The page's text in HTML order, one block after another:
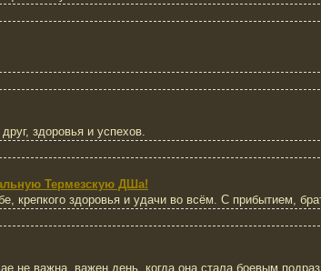
здоровья и успехов.
Термезскую ДШа!
здоровья и удачи во всём. С прибытием,
не важна, важен день, когда она стала боевым